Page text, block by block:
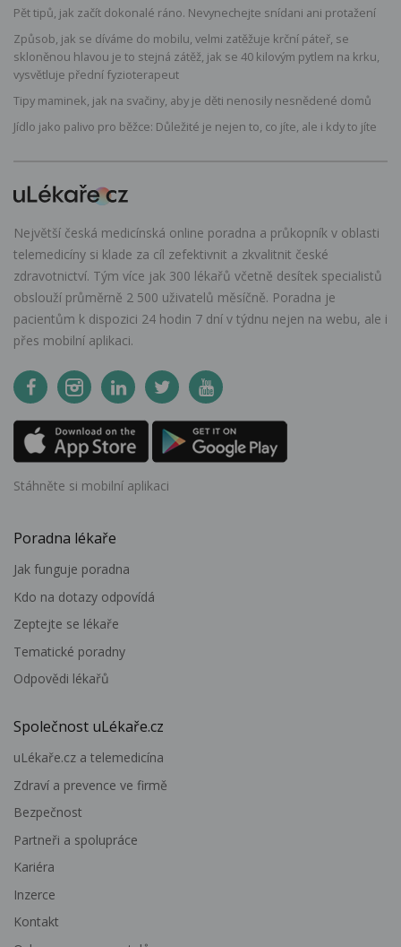
Pět tipů, jak začít dokonalé ráno. Nevynechejte snídani ani protažení
Způsob, jak se díváme do mobilu, velmi zatěžuje krční páteř, se
skloněnou hlavou je to stejná zátěž, jak se 40 kilovým pytlem na krku,
vysvětluje přední fyzioterapeut
Tipy maminek, jak na svačiny, aby je děti nenosily nesnědené domů
Jídlo jako palivo pro běžce: Důležité je nejen to, co jíte, ale i kdy to jíte
Největší česká medicínská online poradna a průkopník v oblasti
telemedicíny si klade za cíl zefektivnit a zkvalitnit české
zdravotnictví. Tým více jak 300 lékařů včetně desítek specialistů
obslouží průměrně 2 500 uživatelů měsíčně. Poradna je
pacientům k dispozici 24 hodin 7 dní v týdnu nejen na webu, ale i
přes mobilní aplikaci.
Stáhněte si mobilní aplikaci
Poradna lékaře
Jak funguje poradna
Kdo na dotazy odpovídá
Zeptejte se lékaře
Tematické poradny
Odpovědi lékařů
Společnost uLékaře.cz
uLékaře.cz a telemedicína
Zdraví a prevence ve firmě
Bezpečnost
Partneři a spolupráce
Kariéra
Inzerce
Kontakt